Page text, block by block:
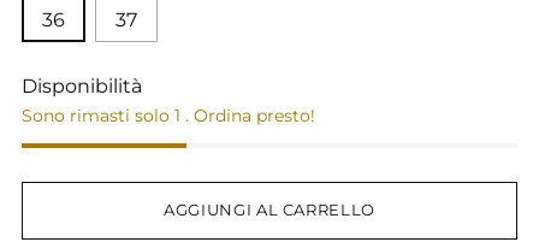
36
37
Disponibilità
Sono rimasti solo 1 . Ordina presto!
AGGIUNGI AL CARRELLO